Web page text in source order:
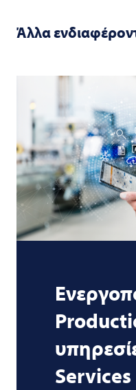
Άλλα
Services